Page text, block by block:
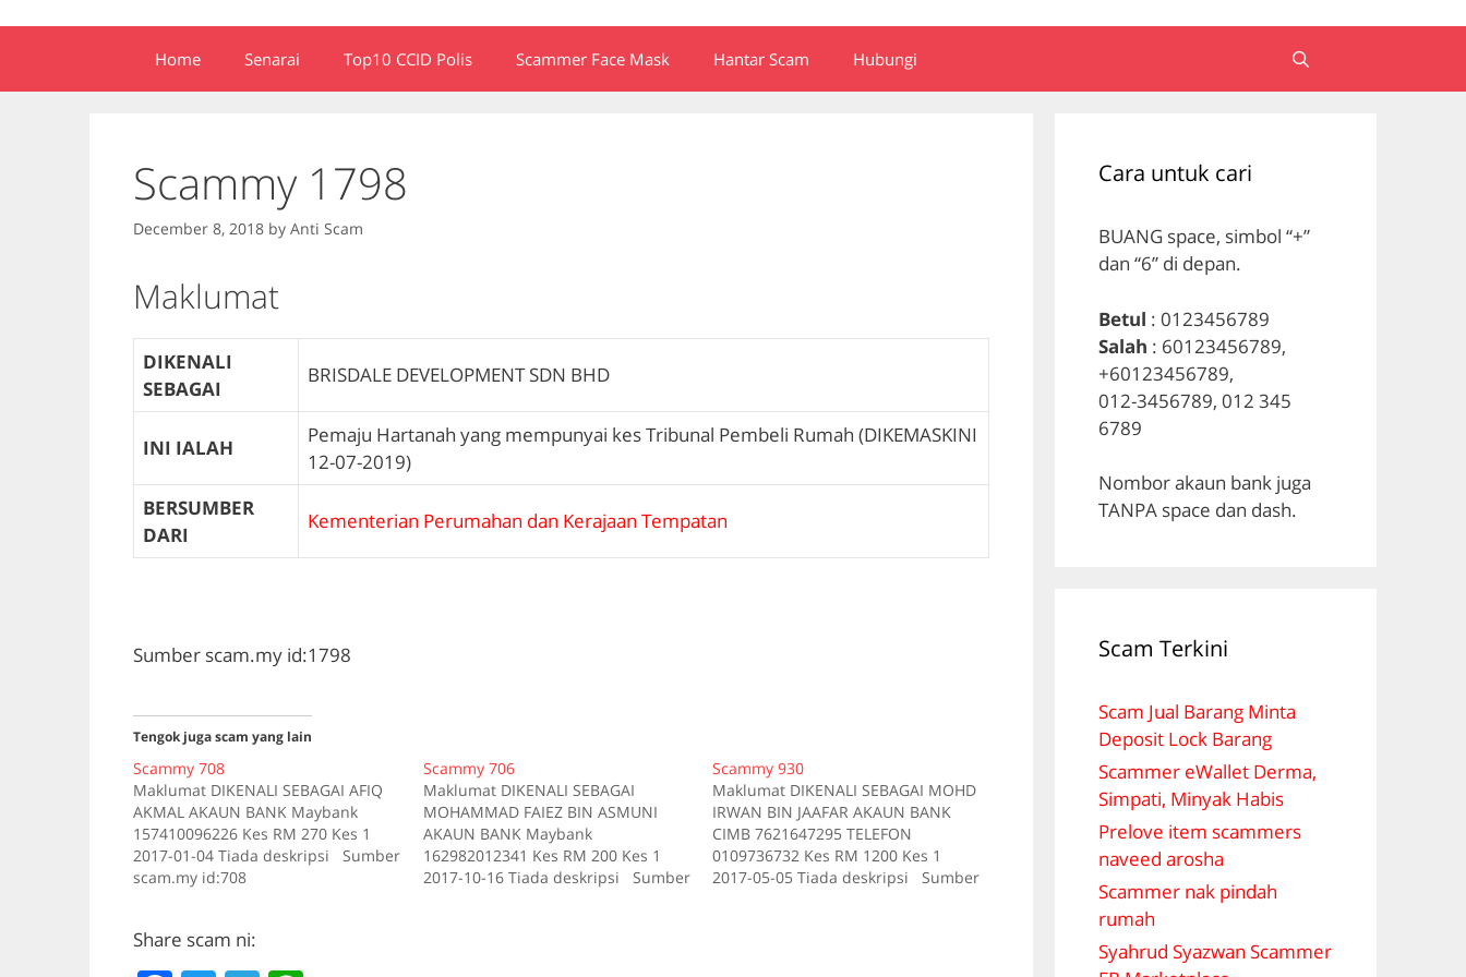
Home Senarai Top10 CCID Polis Scammer Face Mask Hantar Scam Hubungi
Scammy 1798
December 8, 2018 by Anti Scam
Maklumat
DIKENALI
SEBAGAI
BRISDALE DEVELOPMENT SDN BHD
INI IALAH
Pemaju Hartanah yang mempunyai kes Tribunal Pembeli Rumah (DIKEMASKINI
12-07-2019)
BERSUMBER
DARI
Kementerian Perumahan dan Kerajaan Tempatan
Sumber scam.my id:1798
Tengok juga scam yang lain
Scammy 708
Maklumat DIKENALI SEBAGAI AFIQ
AKMAL AKAUN BANK Maybank
157410096226 Kes RM 270 Kes 1
2017-01-04 Tiada deskripsi Sumber
scam.my id:708
Scammy 706
Maklumat DIKENALI SEBAGAI
MOHAMMAD FAIEZ BIN ASMUNI
AKAUN BANK Maybank
162982012341 Kes RM 200 Kes 1
2017-10-16 Tiada deskripsi Sumber
Scammy 930
Maklumat DIKENALI SEBAGAI MOHD
IRWAN BIN JAAFAR AKAUN BANK
CIMB 7621647295 TELEFON
0109736732 Kes RM 1200 Kes 1
2017-05-05 Tiada deskripsi Sumber
Share scam ni:
Cara untuk cari
BUANG space, simbol “+”
dan “6” di depan.
Betul : 0123456789
Salah : 60123456789,
+60123456789,
012-3456789, 012 345
6789
Nombor akaun bank juga
TANPA space dan dash.
Scam Terkini
Scam Jual Barang Minta
Deposit Lock Barang
Scammer eWallet Derma,
Simpati, Minyak Habis
Prelove item scammers
naveed arosha
Scammer nak pindah
rumah
Syahrud Syazwan Scammer